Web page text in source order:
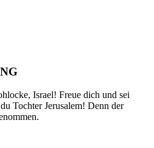
Israel! Freue dich und sei
Tochter Jerusalem! Denn der